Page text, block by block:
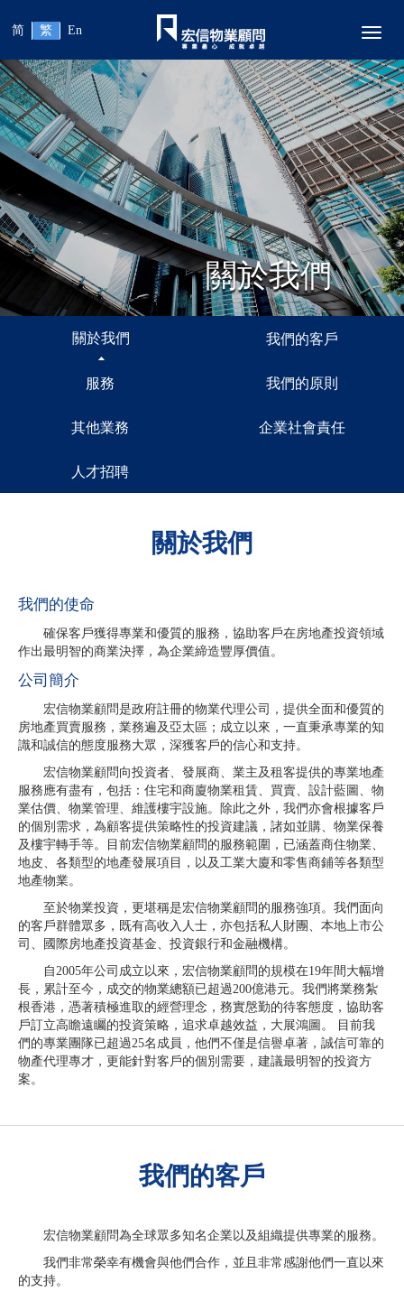
简 繁 En
關於我們
關於我們 我們的客戶
服務 我們的原則
其他業務 企業社會責任
人才招聘
關於我們
我們的使命
確保客戶獲得專業和優質的服務，協助客戶在房地產投資領域
作出最明智的商業決擇，為企業締造豐厚價值。
公司簡介
宏信物業顧問是政府註冊的物業代理公司，提供全面和優質的
房地產買賣服務，業務遍及亞太區；成立以來，一直秉承專業的知
識和誠信的態度服務大眾，深獲客戶的信心和支持。
宏信物業顧問向投資者、發展商、業主及租客提供的專業地產
服務應有盡有，包括：住宅和商廈物業租賃、買賣、設計藍圖、物
業估價、物業管理、維護樓宇設施。除此之外，我們亦會根據客戶
的個別需求，為顧客提供策略性的投資建議，諸如並購、物業保養
及樓宇轉手等。目前宏信物業顧問的服務範圍，已涵蓋商住物業、
地皮、各類型的地產發展項目，以及工業大廈和零售商鋪等各類型
地產物業。
至於物業投資，更堪稱是宏信物業顧問的服務強項。我們面向
的客戶群體眾多，既有高收入人士，亦包括私人財團、本地上市公
司、國際房地產投資基金、投資銀行和金融機構。
自2005年公司成立以來，宏信物業顧問的規模在19年間大幅增
長，累計至今，成交的物業總額已超過200億港元。我們將業務紮
根香港，憑著積極進取的經營理念，務實慇勤的待客態度，協助客
戶訂立高瞻遠矚的投資策略，追求卓越效益，大展鴻圖。 目前我
們的專業團隊已超過25名成員，他們不僅是信譽卓著，誠信可靠的
物產代理專才，更能針對客戶的個別需要，建議最明智的投資方
案。
我們的客戶
宏信物業顧問為全球眾多知名企業以及組織提供專業的服務。
我們非常榮幸有機會與他們合作，並且非常感謝他們一直以來
的支持。